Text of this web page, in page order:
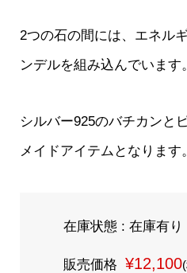
2つの石の間には、エネル
ンデルを組み込んでいます。
シルバー925のバチカンと
メイドアイテムとなります。
在庫状態 : 在庫有り
販売価格 ¥12,100